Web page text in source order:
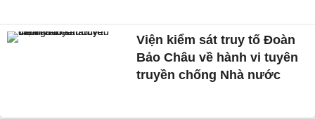
Viện kiểm sát truy tố Đoàn
Bảo Châu về hành vi tuyên
truyền chống Nhà nước